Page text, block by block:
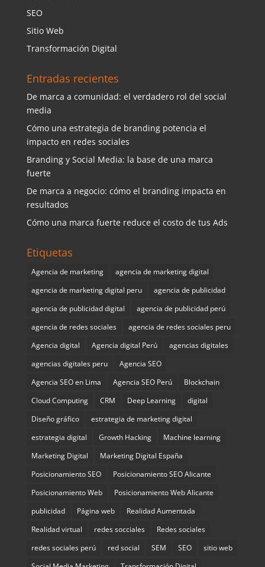
SEO
Sitio Web
Transformación Digital
Entradas recientes
De marca a comunidad: el verdadero rol del social
media
Cómo una estrategia de branding potencia el
impacto en redes sociales
Branding y Social Media: la base de una marca
fuerte
De marca a negocio: cómo el branding impacta en
resultados
Cómo una marca fuerte reduce el costo de tus Ads
Etiquetas
Agencia de marketing
agencia de marketing digital
agencia de marketing digital peru
agencia de publicidad
agencia de publicidad digital
agencia de publicidad perú
agencia de redes sociales
agencia de redes sociales peru
Agencia digital
Agencia digital Perú
agencias digitales
agencias digitales peru
Agencia SEO
Agencia SEO en Lima
Agencia SEO Perú
Blockchain
Cloud Computing
CRM Deep Learning
digital
Diseño gráfico
estrategia de marketing digital
estrategia digital
Growth Hacking
Machine learning
Marketing Digital
Marketing Digital España
Posicionamiento SEO
Posicionamiento SEO Alicante
Posicionamiento Web
Posicionamiento Web Alicante
publicidad
Página web
Realidad Aumentada
Realidad virtual
redes socciales
Redes sociales
redes sociales perú
red social SEM SEO
sitio web